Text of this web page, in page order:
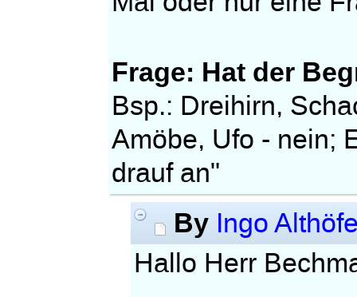
Frage: Hat der
Bsp.: Dreihirn,
Amöbe, Ufo - nein;
drauf an"
By Ingo
Hallo Herr